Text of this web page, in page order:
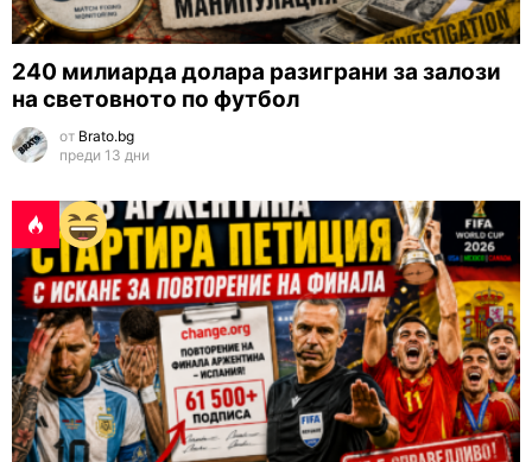
240 милиарда долара разиграни за залози
на световното по футбол
от Brato.bg
преди 13 дни